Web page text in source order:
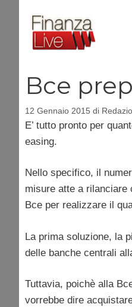
contenuto
Bce
12 Gennaio 2015 di
E’ tutto pronto per
easing.
Nello specifico, il
misure atte a rilanciare
Bce per realizzare il
La prima soluzione, la
delle banche centrali
Tuttavia, poichè alla
vorrebbe dire